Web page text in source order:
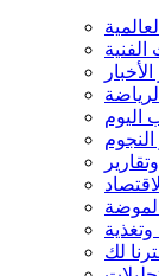
الفنية
اليوم
النجوم
لك